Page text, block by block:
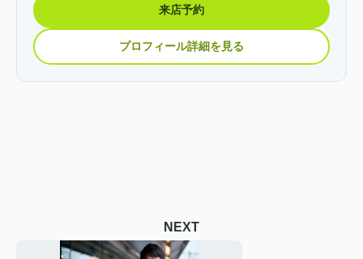
来店予約
プロフィール詳細を見る
NEXT